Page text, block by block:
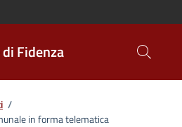
Fidenza
/
in forma telematica